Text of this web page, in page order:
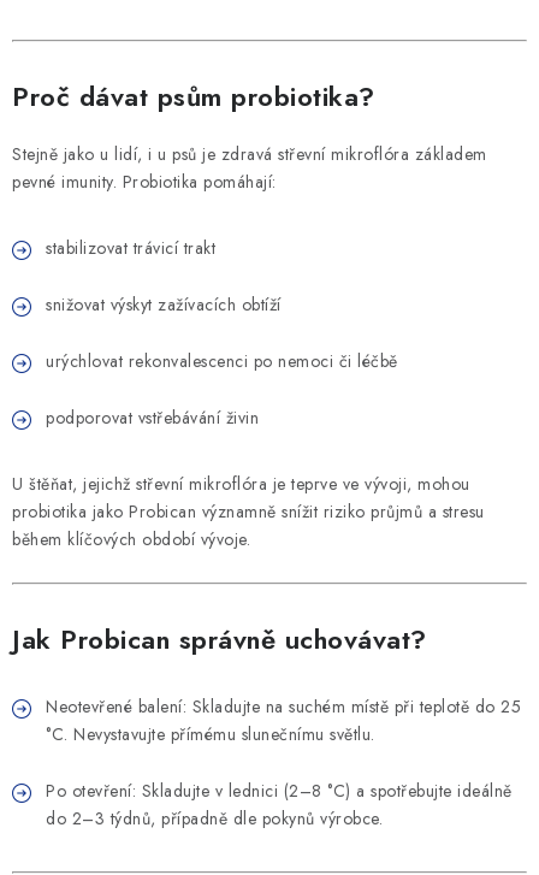
Proč dávat psům probiotika?
Stejně jako u lidí, i u psů je zdravá střevní mikroflóra základem
pevné imunity. Probiotika pomáhají:
stabilizovat trávicí trakt
snižovat výskyt zažívacích obtíží
urýchlovat rekonvalescenci po nemoci či léčbě
podporovat vstřebávání živin
U štěňat, jejichž střevní mikroflóra je teprve ve vývoji, mohou
probiotika jako Probican významně snížit riziko průjmů a stresu
během klíčových období vývoje.
Jak Probican správně uchovávat?
Neotevřené balení: Skladujte na suchém místě při teplotě do 25
°C. Nevystavujte přímému slunečnímu světlu.
Po otevření: Skladujte v lednici (2–8 °C) a spotřebujte ideálně
do 2–3 týdnů, případně dle pokynů výrobce.